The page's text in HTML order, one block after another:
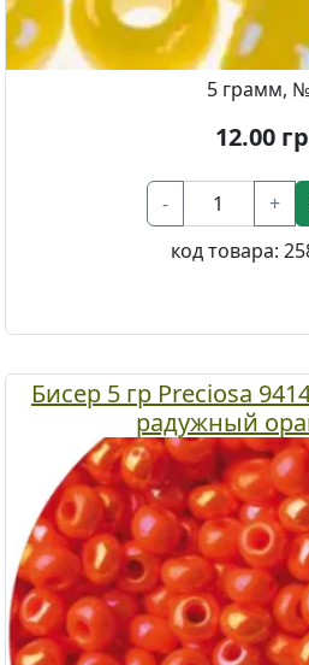
5 грамм,
12.00
- +
код товара:
Бисер 5 гр Preciosa
радужный